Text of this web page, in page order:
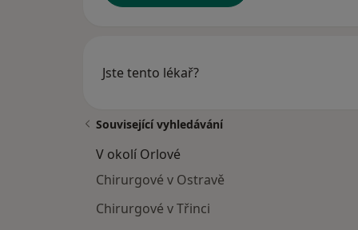
Jste tento lékař?
Související vyhledávání
V okolí Orlové
Chirurgové v Ostravě
Chirurgové v Třinci